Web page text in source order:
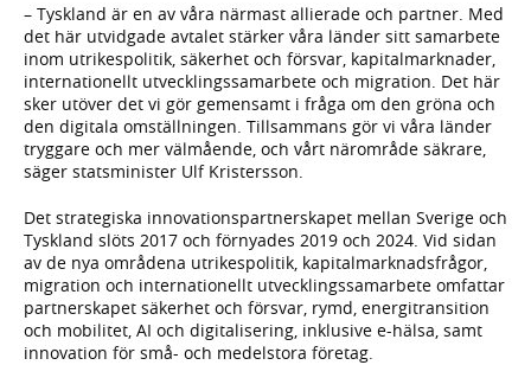
– Tyskland är en av våra närmast allierade och partner. Med
det här utvidgade avtalet stärker våra länder sitt samarbete
inom utrikespolitik, säkerhet och försvar, kapitalmarknader,
internationellt utvecklingssamarbete och migration. Det här
sker utöver det vi gör gemensamt i fråga om den gröna och
den digitala omställningen. Tillsammans gör vi våra länder
tryggare och mer välmående, och vårt närområde säkrare,
säger statsminister Ulf Kristersson.
Det strategiska innovationspartnerskapet mellan Sverige och
Tyskland slöts 2017 och förnyades 2019 och 2024. Vid sidan
av de nya områdena utrikespolitik, kapitalmarknadsfrågor,
migration och internationellt utvecklingssamarbete omfattar
partnerskapet säkerhet och försvar, rymd, energitransition
och mobilitet, AI och digitalisering, inklusive e-hälsa, samt
innovation för små- och medelstora företag.